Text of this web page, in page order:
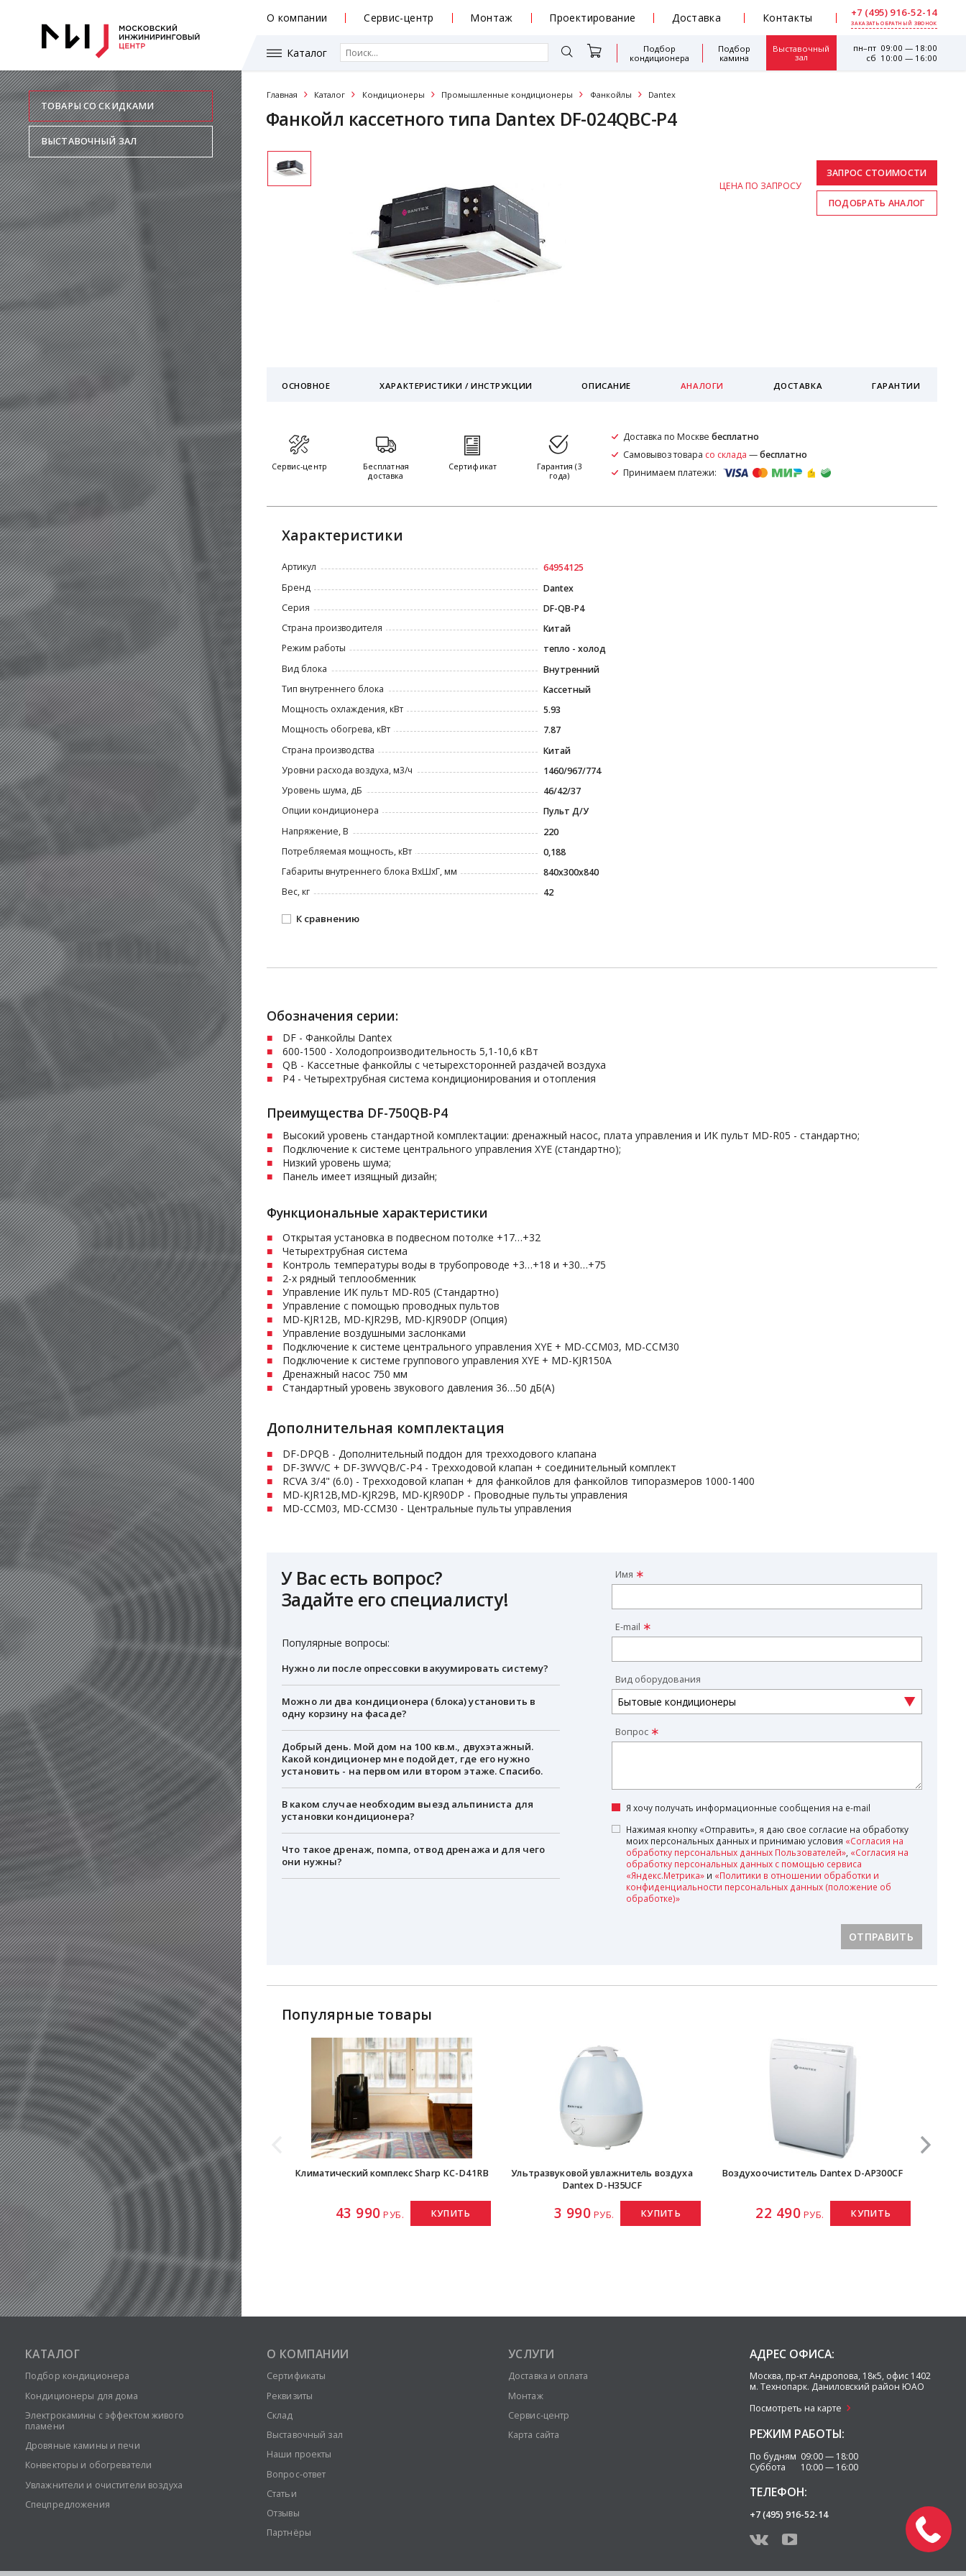
О компании Сервис-центр Монтаж Проектирование Доставка Контакты +7 (495) 916-52-14
ЗАКАЗАТЬ ОБРАТНЫЙ ЗВОНОК
Каталог
Подбор
кондиционера
Подбор
камина
Выставочный
зал
пн–пт 09:00 — 18:00
сб 10:00 — 16:00
ТОВАРЫ СО СКИДКАМИ
ВЫСТАВОЧНЫЙ ЗАЛ
Главная Каталог Кондиционеры Промышленные кондиционеры Фанкойлы Dantex
Фанкойл кассетного типа Dantex DF-024QBC-P4
ЦЕНА ПО ЗАПРОСУ
ОСНОВНОЕ ХАРАКТЕРИСТИКИ / ИНСТРУКЦИИ ОПИСАНИЕ АНАЛОГИ ДОСТАВКА ГАРАНТИИ
Сервис-центр
Бесплатная
доставка
Сертификат
Гарантия (3
года)
Доставка по Москве бесплатно
Самовывоз товара со склада —бесплатно
Принимаем платежи:
Характеристики
Артикул
64954125
Бренд
Dantex
Серия
DF-QB-P4
Страна производителя
Китай
Режим работы
тепло - холод
Вид блока
Внутренний
Тип внутреннего блока
Кассетный
Мощность охлаждения, кВт
5.93
Мощность обогрева, кВт
7.87
Страна производства
Китай
Уровни расхода воздуха, м3/ч
1460/967/774
Уровень шума, дБ
46/42/37
Опции кондиционера
Пульт Д/У
Напряжение, В
220
Потребляемая мощность, кВт
0,188
Габариты внутреннего блока ВxШxГ, мм
840х300х840
Вес, кг
42
К сравнению
Обозначения серии:
DF - Фанкойлы Dantex
600-1500 - Холодопроизводительность 5,1-10,6 кВт
QВ - Кассетные фанкойлы с четырехсторонней раздачей воздуха
P4 - Четырехтрубная система кондиционирования и отопления
Преимущества DF-750QB-P4
Высокий уровень стандартной комплектации: дренажный насос, плата управления и ИК пульт MD-R05 - стандартно;
Подключение к системе центрального управления XYE (стандартно);
Низкий уровень шума;
Панель имеет изящный дизайн;
Функциональные характеристики
Открытая установка в подвесном потолке +17…+32
Четырехтрубная система
Контроль температуры воды в трубопроводе +3…+18 и +30…+75
2-х рядный теплообменник
Управление ИК пульт MD-R05 (Стандартно)
Управление с помощью проводных пультов
MD-KJR12B, MD-KJR29B, MD-KJR90DP (Опция)
Управление воздушными заслонками
Подключение к системе центрального управления XYE + MD-CCM03, MD-CCM30
Подключение к системе группового управления XYE + MD-KJR150A
Дренажный насос 750 мм
Стандартный уровень звукового давления 36…50 дБ(А)
Дополнительная комплектация
DF-DPQB - Дополнительный поддон для трехходового клапана
DF-3WV/C + DF-3WVQB/C-P4 - Трехходовой клапан + cоединительный комплект
RCVA 3/4" (6.0) - Трехходовой клапан + для фанкойлов для фанкойлов типоразмеров 1000-1400
MD-KJR12B,MD-KJR29B, MD-KJR90DP - Проводные пульты управления
MD-CCM03, MD-CCM30 - Центральные пульты управления
У Вас есть вопрос?
Задайте его специалисту!
Популярные вопросы:
Нужно ли после опрессовки вакуумировать систему?
Можно ли два кондиционера (блока) установить в
одну корзину на фасаде?
Добрый день. Мой дом на 100 кв.м., двухэтажный.
Какой кондиционер мне подойдет, где его нужно
установить - на первом или втором этаже. Спасибо.
В каком случае необходим выезд альпиниста для
установки кондиционера?
Что такое дренаж, помпа, отвод дренажа и для чего
они нужны?
Имя
E-mail
Вид оборудования
Вопрос
Я хочу получать информационные сообщения на e-mail
Нажимая кнопку «Отправить», я даю свое согласие на обработку
моих персональных данных и принимаю условия «Согласия на
обработку персональных данных Пользователей», «Согласия на
обработку персональных данных с помощью сервиса
«Яндекс.Метрика» и «Политики в отношении обработки и
конфиденциальности персональных данных (положение об
обработке)»
ОТПРАВИТЬ
Популярные товары
Климатический комплекс Sharp KC-D41RB
43 990 РУБ. КУПИТЬ
Ультразвуковой увлажнитель воздуха
Dantex D-H35UCF
3 990 РУБ. КУПИТЬ
Воздухоочиститель Dantex D-AP300CF
22 490 РУБ. КУПИТЬ
КАТАЛОГ
Подбор кондиционера
Кондиционеры для дома
Электрокамины с эффектом живого
пламени
Дровяные камины и печи
Конвекторы и обогреватели
Увлажнители и очистители воздуха
Спецпредложения
О КОМПАНИИ
Сертификаты
Реквизиты
Склад
Выставочный зал
Наши проекты
Вопрос-ответ
Статьи
Отзывы
Партнёры
УСЛУГИ
Доставка и оплата
Монтаж
Сервис-центр
Карта сайта
АДРЕС ОФИСА:
Москва, пр-кт Андропова, 18к5, офис 1402
м. Технопарк. Даниловский район ЮАО
Посмотреть на карте
РЕЖИМ РАБОТЫ:
По будням 09:00 — 18:00
Суббота 10:00 — 16:00
ТЕЛЕФОН:
+7 (495) 916-52-14